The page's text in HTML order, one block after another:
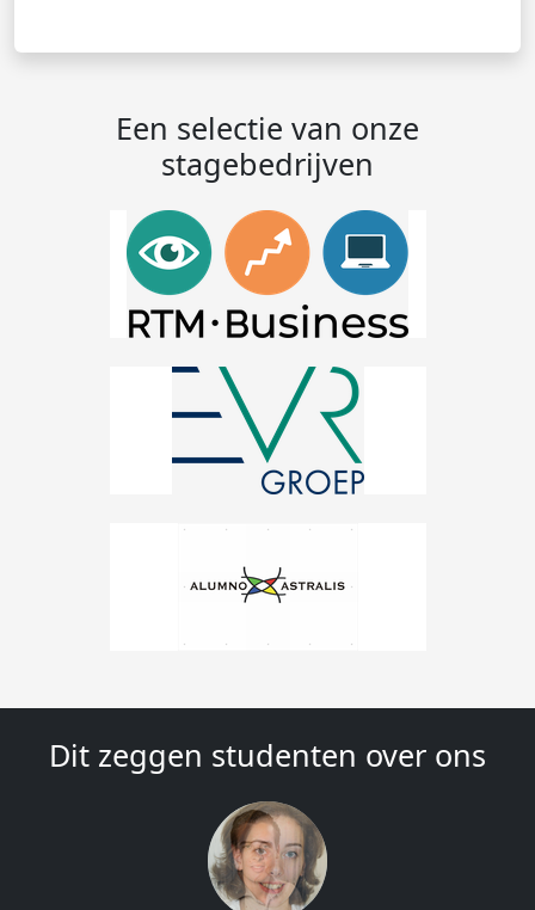
Een selectie van onze
stagebedrijven
Dit zeggen studenten over ons